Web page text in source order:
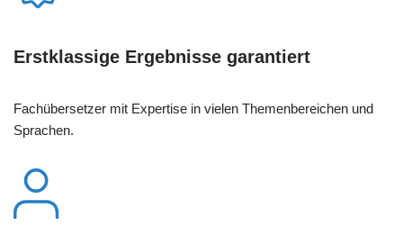
Erstklassige Ergebnisse garantiert
Fachübersetzer mit Expertise in vielen Themenbereichen und
Sprachen.